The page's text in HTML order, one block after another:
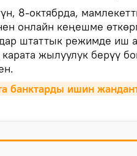
8-октябрда,
онлайн кеңешме
штаттык режимде иш
жылуулук берүү
банктарды ишин